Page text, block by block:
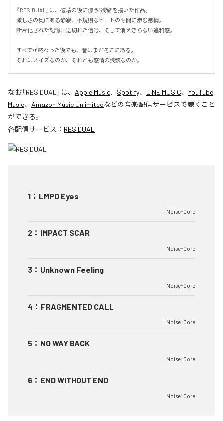
『RESIDUAL』は、破壊の後に漂う“残留”を描いた作品。
激しさの奥にある静寂、不規則なビートの隙間に滲む感情。
断片化された記憶、途切れた信号、そして消えきらない違和感。
すべてが終わった後でも、音はまだそこにある。
それはノイズなのか、それとも感情の残骸なのか。
なお「RESIDUAL 」は、 Apple Music、 Spotify、 LINE MUSIC、 YouTube
Music、 Amazon Music Unlimitedなどの音楽配信サービスで聴くこと
ができる。
各配信サービス： RESIDUAL
1 ： LMPD Eyes
Noise†Core
2 ： IMPACT SCAR
Noise†Core
3 ： Unknown Feeling
Noise†Core
4 ： FRAGMENTED CALL
Noise†Core
5 ： NO WAY BACK
Noise†Core
6 ： END WITHOUT END
Noise†Core